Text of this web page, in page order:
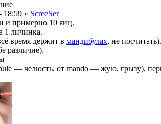
18:59 » ScreeSer
и примерно 10 яиц.
1 личинка.
время держит в мандибулах, не посчитать).
различие).
— челюсть, от mando — жую, грызу),